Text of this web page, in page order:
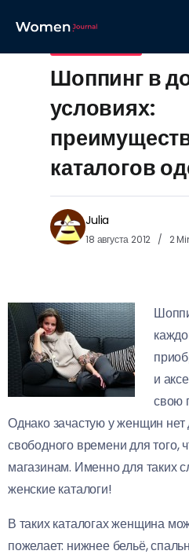
Шоппинг в
условиях:
каталогов
Julia
18 августа 2012 2
и
свою
Однако зачастую у женщин нет
свободного времени для того,
магазинам. Именно для таких
женские каталоги!
В таких каталогах женщина
пожелает: нижнее бельё,